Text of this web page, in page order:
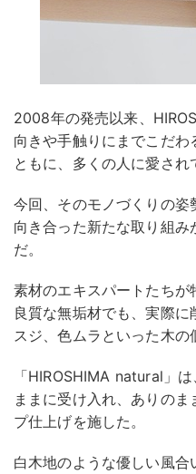
2008年の発売以来、
向きや手触りにまでこだわ
ともに、多くの人に愛され
今回、そのモノづくりの姿
向き合った新たな取り組み
だ。
素材のエキスパートたち
良質な無垢材でも、実際
スジ、色ムラといった木の
「HIROSHIMA natural」
ままに受け入れ、ありの
プ仕上げを施した。
白木地のような優しい風